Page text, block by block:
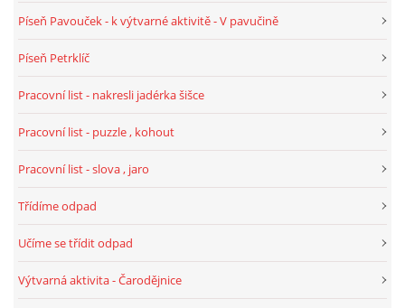
SVĚTOVÝ DEN VODY 22. BŘEZEN
RECENZE NA KNIHY
Píseň Pavouček - k výtvarné aktivitě - V pavučině
Píseň Petrklíč
Pracovní list - nakresli jadérka šišce
Pracovní list - puzzle , kohout
Pracovní list - slova , jaro
Třídíme odpad
Učíme se třídit odpad
Výtvarná aktivita - Čarodějnice